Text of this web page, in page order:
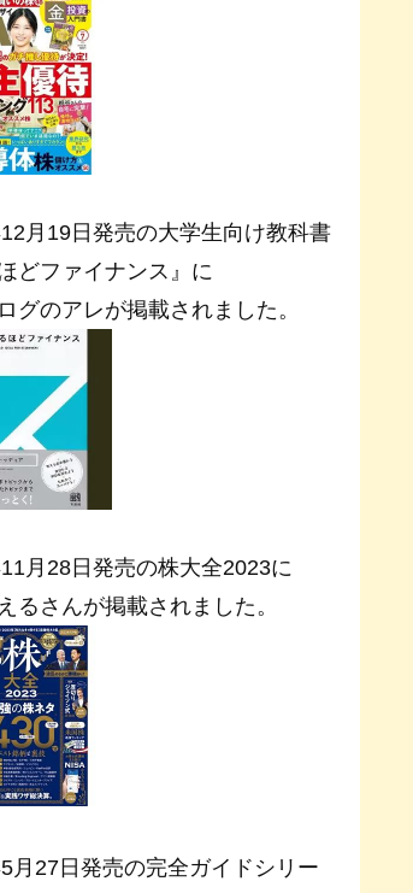
月19日発売の大学生向け教科書
ほどファイナンス』に
グのアレが掲載されました。
月28日発売の株大全2023に
るさんが掲載されました。
月27日発売の完全ガイドシリー